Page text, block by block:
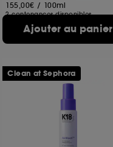
155,00€ / 100ml
2 contenances disponibles
Ajouter au panier
Clean at Sephora